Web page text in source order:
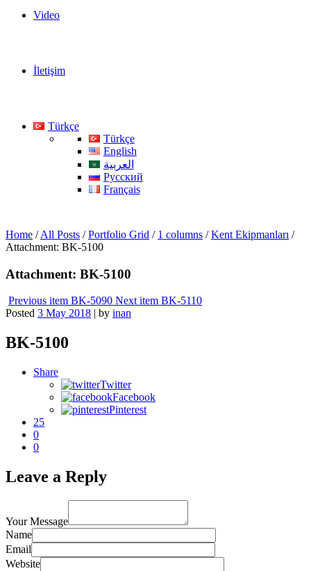
Video
İletişim
Türkçe
Türkçe
English
العربية
Русский
Français
Home /All Posts /Portfolio Grid / 1 columns /Kent Ekipmanları /
Attachment: BK-5100
Attachment: BK-5100
Previous item BK-5090 Next item BK-5110
Posted 3 May 2018 | by inan
BK-5100
Share
Twitter
Facebook
Pinterest
25
0
0
Leave a Reply
Your Message
Name
Email
Website